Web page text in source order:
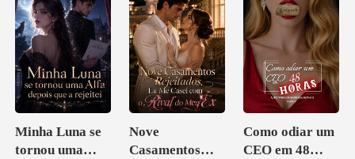
Minha Luna se
tornou uma
Nove
Casamentos
Como odiar um
CEO em 48